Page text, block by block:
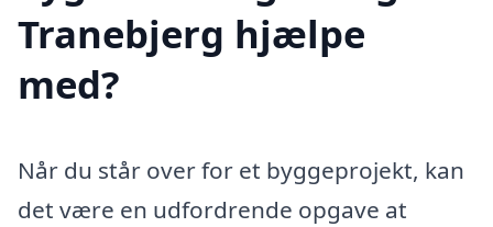
Tranebjerg hjælpe
med?
Når du står over for et byggeprojekt, kan
det være en udfordrende opgave at